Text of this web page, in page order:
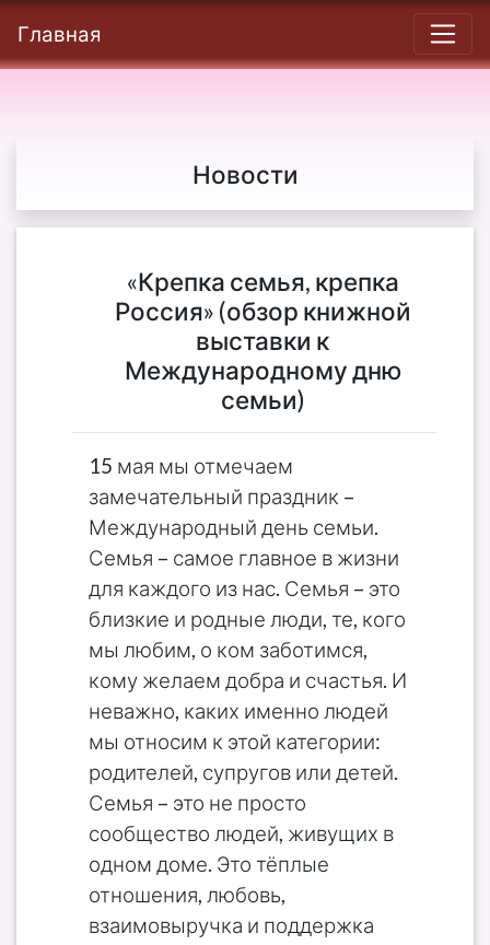
Главная
Новости
«Крепка семья, крепка
Россия» (обзор книжной
выставки к
Международному дню
семьи)
15 мая мы отмечаем
замечательный праздник –
Международный день семьи.
Семья – самое главное в жизни
для каждого из нас. Семья – это
близкие и родные люди, те, кого
мы любим, о ком заботимся,
кому желаем добра и счастья. И
неважно, каких именно людей
мы относим к этой категории:
родителей, супругов или детей.
Семья – это не просто
сообщество людей, живущих в
одном доме. Это тёплые
отношения, любовь,
взаимовыручка и поддержка